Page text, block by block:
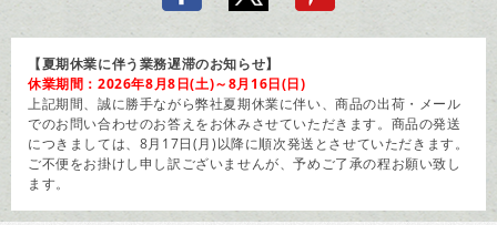
【夏期休業に伴う業務遅滞のお知らせ】
休業期間：2026年8月8日(土)～8月16日(日)
上記期間、誠に勝手ながら弊社夏期休業に伴い、商品の出荷・メール
でのお問い合わせのお答えをお休みさせていただきます。商品の発送
につきましては、8月17日(月)以降に順次発送とさせていただきます。
ご不便をお掛けし申し訳ございませんが、予めご了承の程お願い致し
ます。